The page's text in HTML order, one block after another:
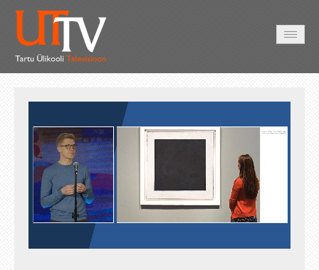
Unmute
18.51%